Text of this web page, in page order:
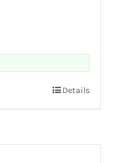
Details